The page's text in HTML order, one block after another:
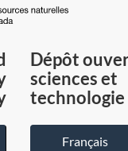
du
Canada
Dépôt
sciences et
technologie
Français